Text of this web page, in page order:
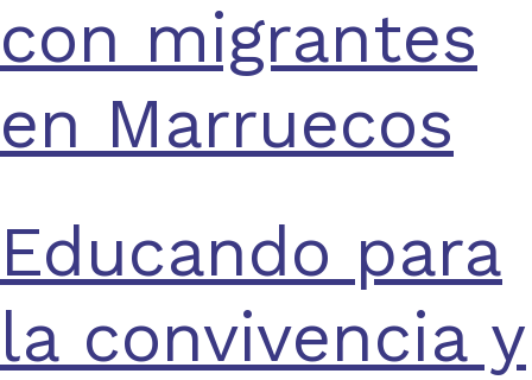
con migrantes
en Marruecos
Educando para
la convivencia y